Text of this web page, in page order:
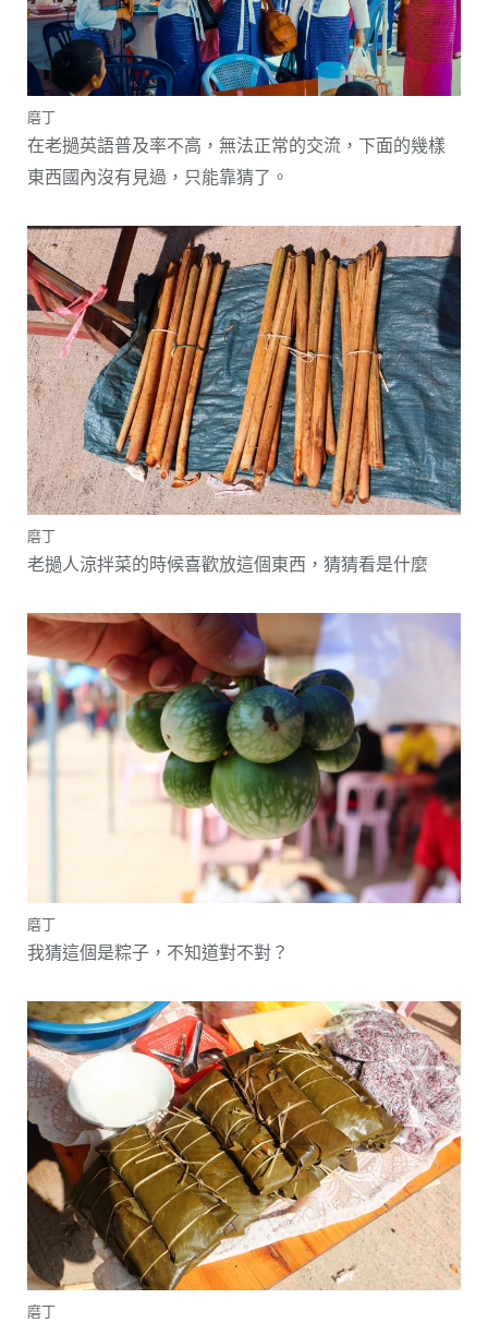
磨丁
在老撾英語普及率不高，無法正常的交流，下面的幾樣
東西國內沒有見過，只能靠猜了。
磨丁
老撾人涼拌菜的時候喜歡放這個東西，猜猜看是什麼
磨丁
我猜這個是粽子，不知道對不對？
磨丁